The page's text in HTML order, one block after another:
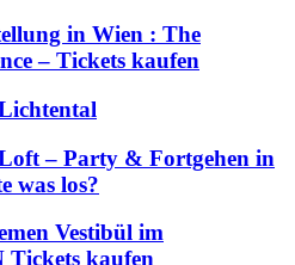
in Wien : The
– Tickets kaufen
– Party & Fortgehen in
was los?
Vestibül im
Tickets kaufen